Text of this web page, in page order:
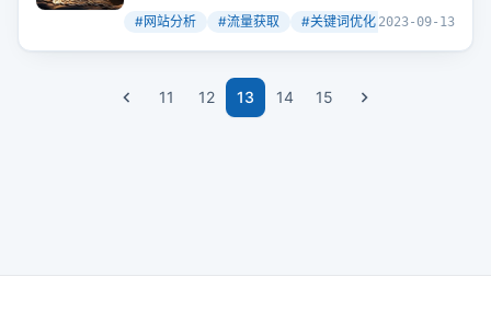
的关键词，引导更多的访问者。
#网站分析 #流量获取 #关键词优化 +2
2023-09-13
11 12 13 14 15